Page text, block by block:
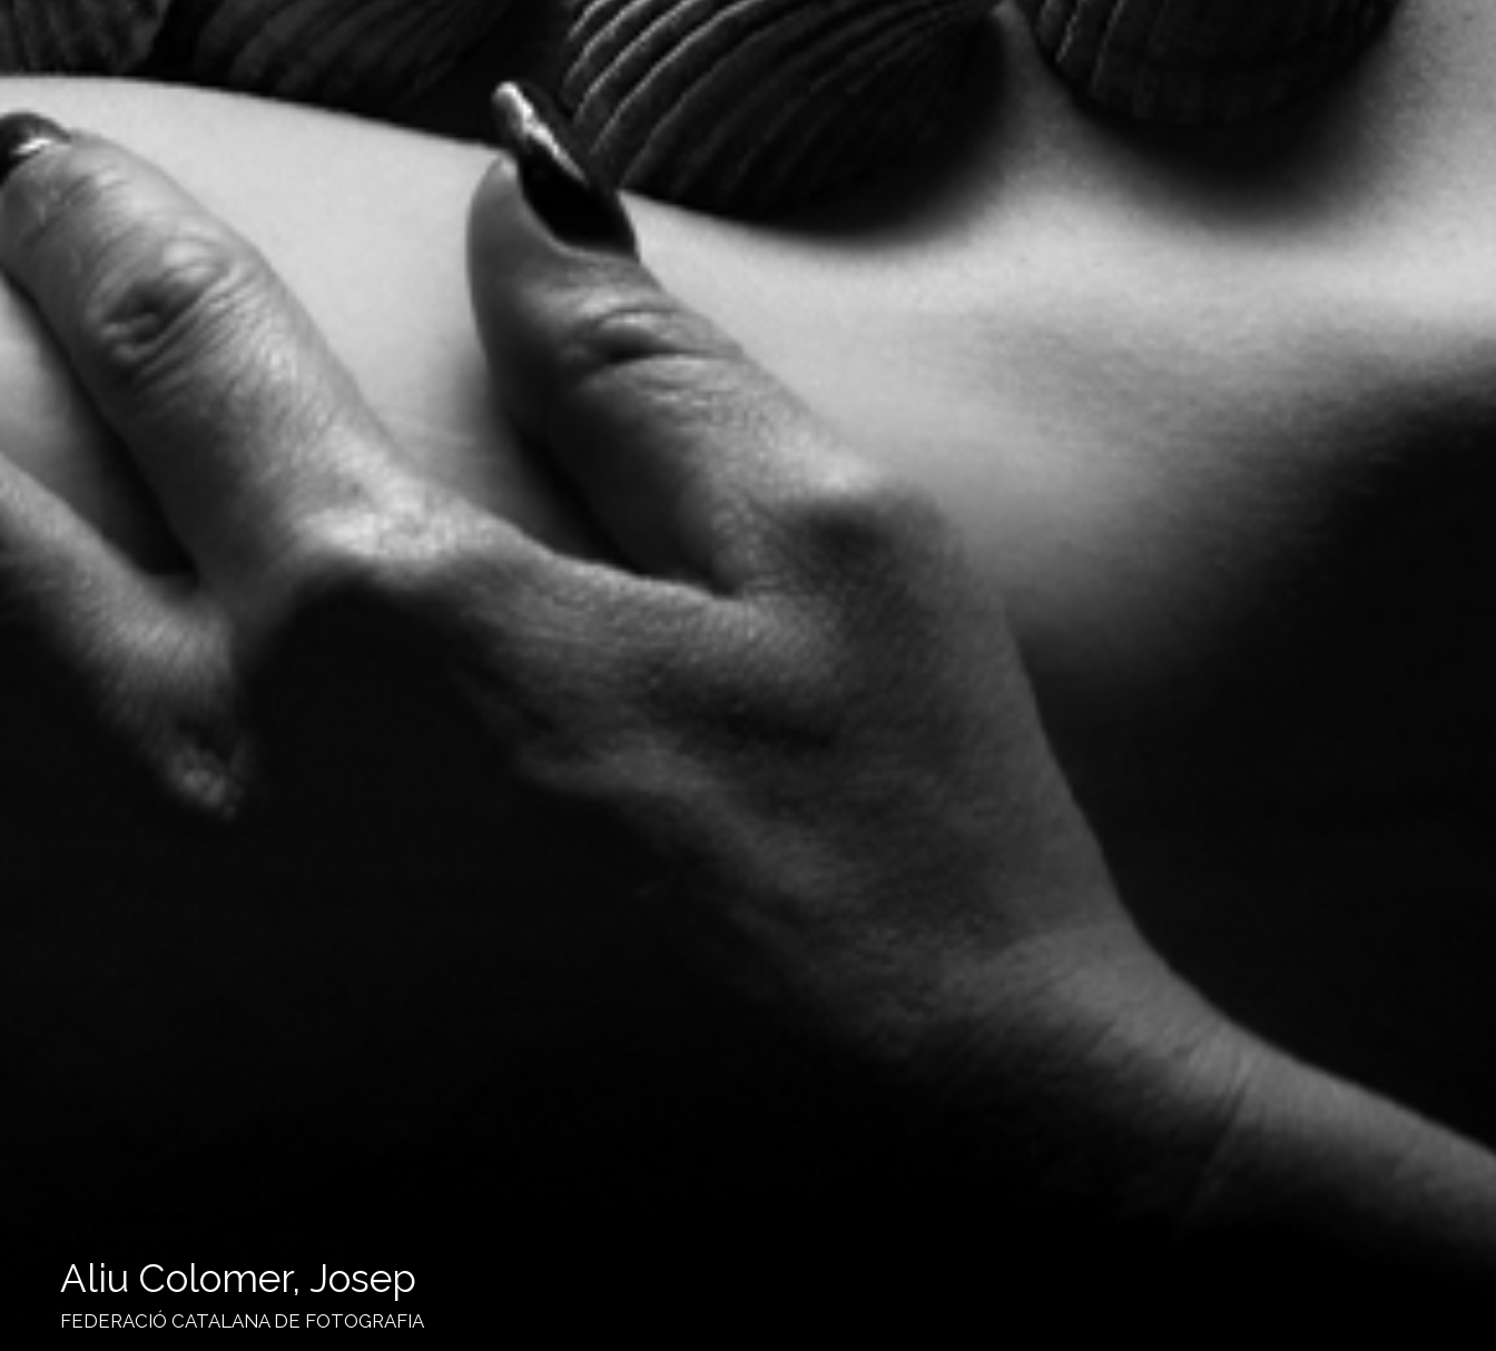
Aliu Colomer, Josep
FEDERACIÓ CATALANA DE FOTOGRAFIA